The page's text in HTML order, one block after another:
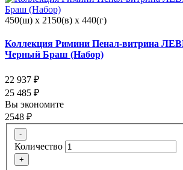
450(ш) x 2150(в) x 440(г)
Коллекция Римини Пенал-витрина
Черный Браш (Набор)
22 937 ₽
25 485 ₽
Вы экономите
2548 ₽
-
Количество
+